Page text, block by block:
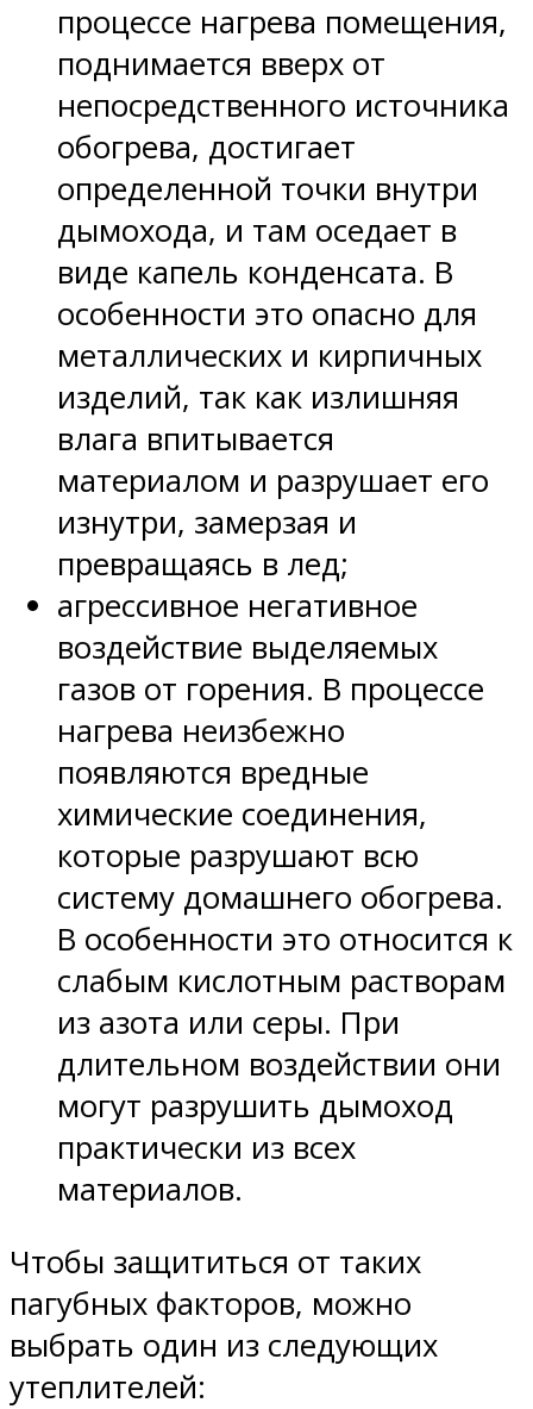
процессе нагрева помещения,
поднимается вверх от
непосредственного источника
обогрева, достигает
определенной точки внутри
дымохода, и там оседает в
виде капель конденсата. В
особенности это опасно для
металлических и кирпичных
изделий, так как излишняя
влага впитывается
материалом и разрушает его
изнутри, замерзая и
превращаясь в лед;
агрессивное негативное
воздействие выделяемых
газов от горения. В процессе
нагрева неизбежно
появляются вредные
химические соединения,
которые разрушают всю
систему домашнего обогрева.
В особенности это относится к
слабым кислотным растворам
из азота или серы. При
длительном воздействии они
могут разрушить дымоход
практически из всех
материалов.
Чтобы защититься от таких
пагубных факторов, можно
выбрать один из следующих
утеплителей: